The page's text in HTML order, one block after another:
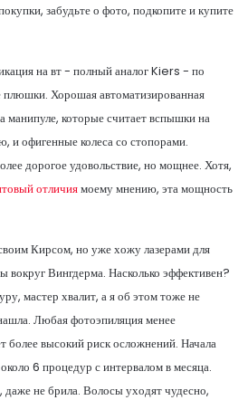
забудьте о фото, подкопите и купите
на вт - полный аналог Kiers - по
плюшки. Хорошая автоматизированная
манипуле, которые считает вспышки на
и офигенные колеса со стопорами.
дорогое удовольствие, но мощнее. Хотя,
отличиямоему мнению, эта мощность
Кирсом, но уже хожу лазерами для
Вингдерма. Насколько эффективен?
мастер хвалит, а я об этом тоже не
Любая фотоэпиляция менее
более высокий риск осложнений. Начала
6 процедур с интервалом в месяца.
даже не брила. Волосы уходят чудесно,